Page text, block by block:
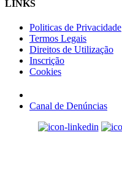
LINKS
Politicas de Privacidade
Termos Legais
Direitos de Utilização
Inscrição
Cookies
Canal de Denúncias